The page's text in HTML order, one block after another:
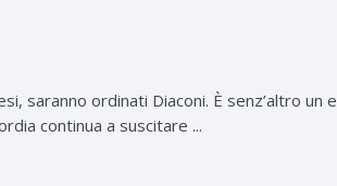
saranno ordinati Diaconi. È senz’altro un
continua a suscitare ...